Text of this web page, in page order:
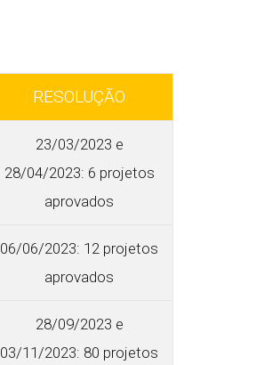
RESOLUÇÃO
23/03/2023 e
28/04/2023: 6 projetos
aprovados
06/06/2023: 12 projetos
aprovados
28/09/2023 e
03/11/2023: 80 projetos